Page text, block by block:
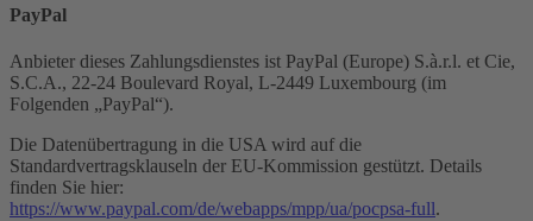
PayPal
Anbieter dieses Zahlungsdienstes ist PayPal (Europe) S.à.r.l. et Cie,
S.C.A., 22-24 Boulevard Royal, L-2449 Luxembourg (im
Folgenden „PayPal“).
Die Datenübertragung in die USA wird auf die
Standardvertragsklauseln der EU-Kommission gestützt. Details
finden Sie hier:
https://www.paypal.com/de/webapps/mpp/ua/pocpsa-full.